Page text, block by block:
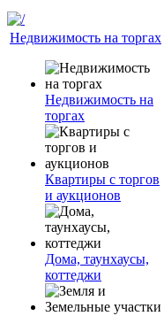
Недвижимость на торгах
Недвижимость на
торгах
Квартиры с торгов
и аукционов
Дома, таунхаусы,
коттеджи